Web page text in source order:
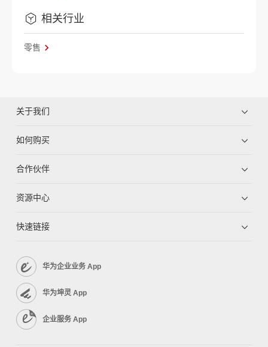
相关行业
零售
关于我们
如何购买
合作伙伴
资源中心
快速链接
华为企业业务 App
华为坤灵 App
企业服务 App